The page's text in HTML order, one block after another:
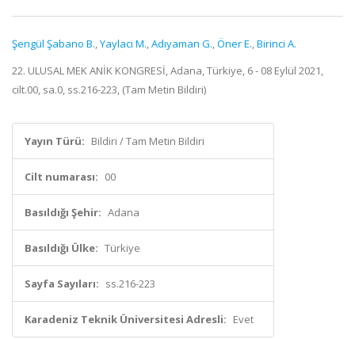
Şengül Şabano B.,Yaylacı M.,Adıyaman G.,Öner E.,Birinci A.
22. ULUSAL MEK ANİK KONGRESİ, Adana, Türkiye, 6 - 08 Eylül 2021,
cilt.00, sa.0, ss.216-223, (Tam Metin Bildiri)
Yayın Türü: Bildiri / Tam Metin Bildiri
Cilt numarası: 00
Basıldığı Şehir: Adana
Basıldığı Ülke: Türkiye
Sayfa Sayıları: ss.216-223
Karadeniz Teknik Üniversitesi Adresli: Evet